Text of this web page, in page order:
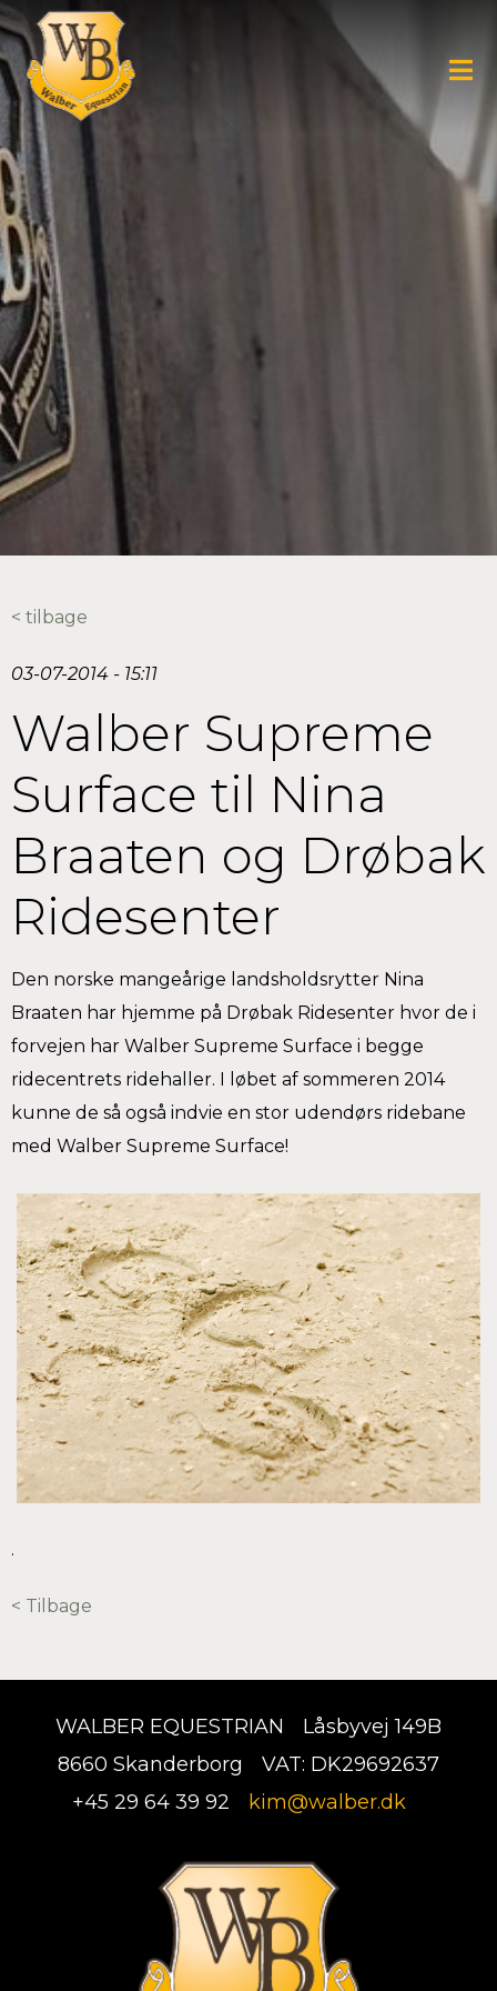
< tilbage
03-07-2014 - 15:11
Walber Supreme
Surface til Nina
Braaten og Drøbak
Ridesenter
Den norske mangeårige landsholdsrytter Nina
Braaten har hjemme på Drøbak Ridesenter hvor de i
forvejen har Walber Supreme Surface i begge
ridecentrets ridehaller. I løbet af sommeren 2014
kunne de så også indvie en stor udendørs ridebane
med Walber Supreme Surface!
.
< Tilbage
WALBER EQUESTRIAN
Låsbyvej 149B
8660 Skanderborg
VAT: DK29692637
+45 29 64 39 92
kim@walber.dk